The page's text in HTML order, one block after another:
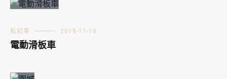
私記事 2019-11-19
電動滑板車